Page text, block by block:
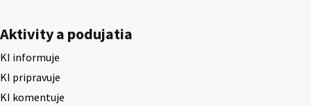
Aktivity a podujatia
KI informuje
KI pripravuje
KI komentuje